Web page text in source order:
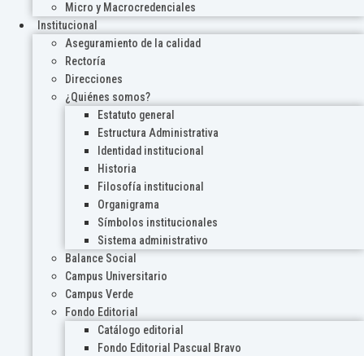
Micro y Macrocredenciales
Institucional
Aseguramiento de la calidad
Rectoría
Direcciones
¿Quiénes somos?
Estatuto general
Estructura Administrativa
Identidad institucional
Historia
Filosofía institucional
Organigrama
Símbolos institucionales
Sistema administrativo
Balance Social
Campus Universitario
Campus Verde
Fondo Editorial
Catálogo editorial
Fondo Editorial Pascual Bravo